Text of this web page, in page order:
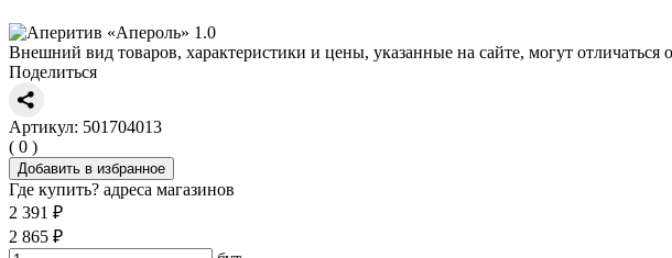
Внешний вид товаров, характеристики и цены, указанные на сайте, могут отличаться
Поделиться
Артикул: 501704013
( 0 )
Добавить в избранное
Где купить? адреса магазинов
2 391 ₽
2 865 ₽